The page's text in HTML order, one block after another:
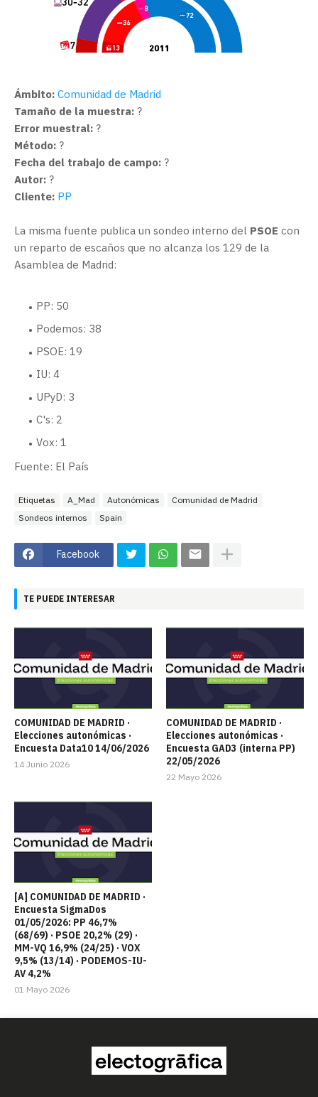
Ámbito: Comunidad de Madrid
Tamaño de la muestra: ?
Error muestral: ?
Método: ?
Fecha del trabajo de campo: ?
Autor: ?
Cliente: PP
La misma fuente publica un sondeo interno del PSOE con
un reparto de escaños que no alcanza los 129 de la
Asamblea de Madrid:
PP: 50
Podemos: 38
PSOE: 19
IU: 4
UPyD: 3
C's: 2
Vox: 1
Fuente: El País
Etiquetas A_Mad Autonómicas
Comunidad de Madrid
Sondeos internos
Spain
Facebook
TE PUEDE INTERESAR
COMUNIDAD DE MADRID ·
Elecciones autonómicas ·
Encuesta Data10 14/06/2026
14 Junio 2026
COMUNIDAD DE MADRID ·
Elecciones autonómicas ·
Encuesta GAD3 (interna PP)
22/05/2026
22 Mayo 2026
[A] COMUNIDAD DE MADRID ·
Encuesta SigmaDos
01/05/2026: PP 46,7%
(68/69) · PSOE 20,2% (29) ·
MM-VQ 16,9% (24/25) · VOX
9,5% (13/14) · PODEMOS-IU-
AV 4,2%
01 Mayo 2026